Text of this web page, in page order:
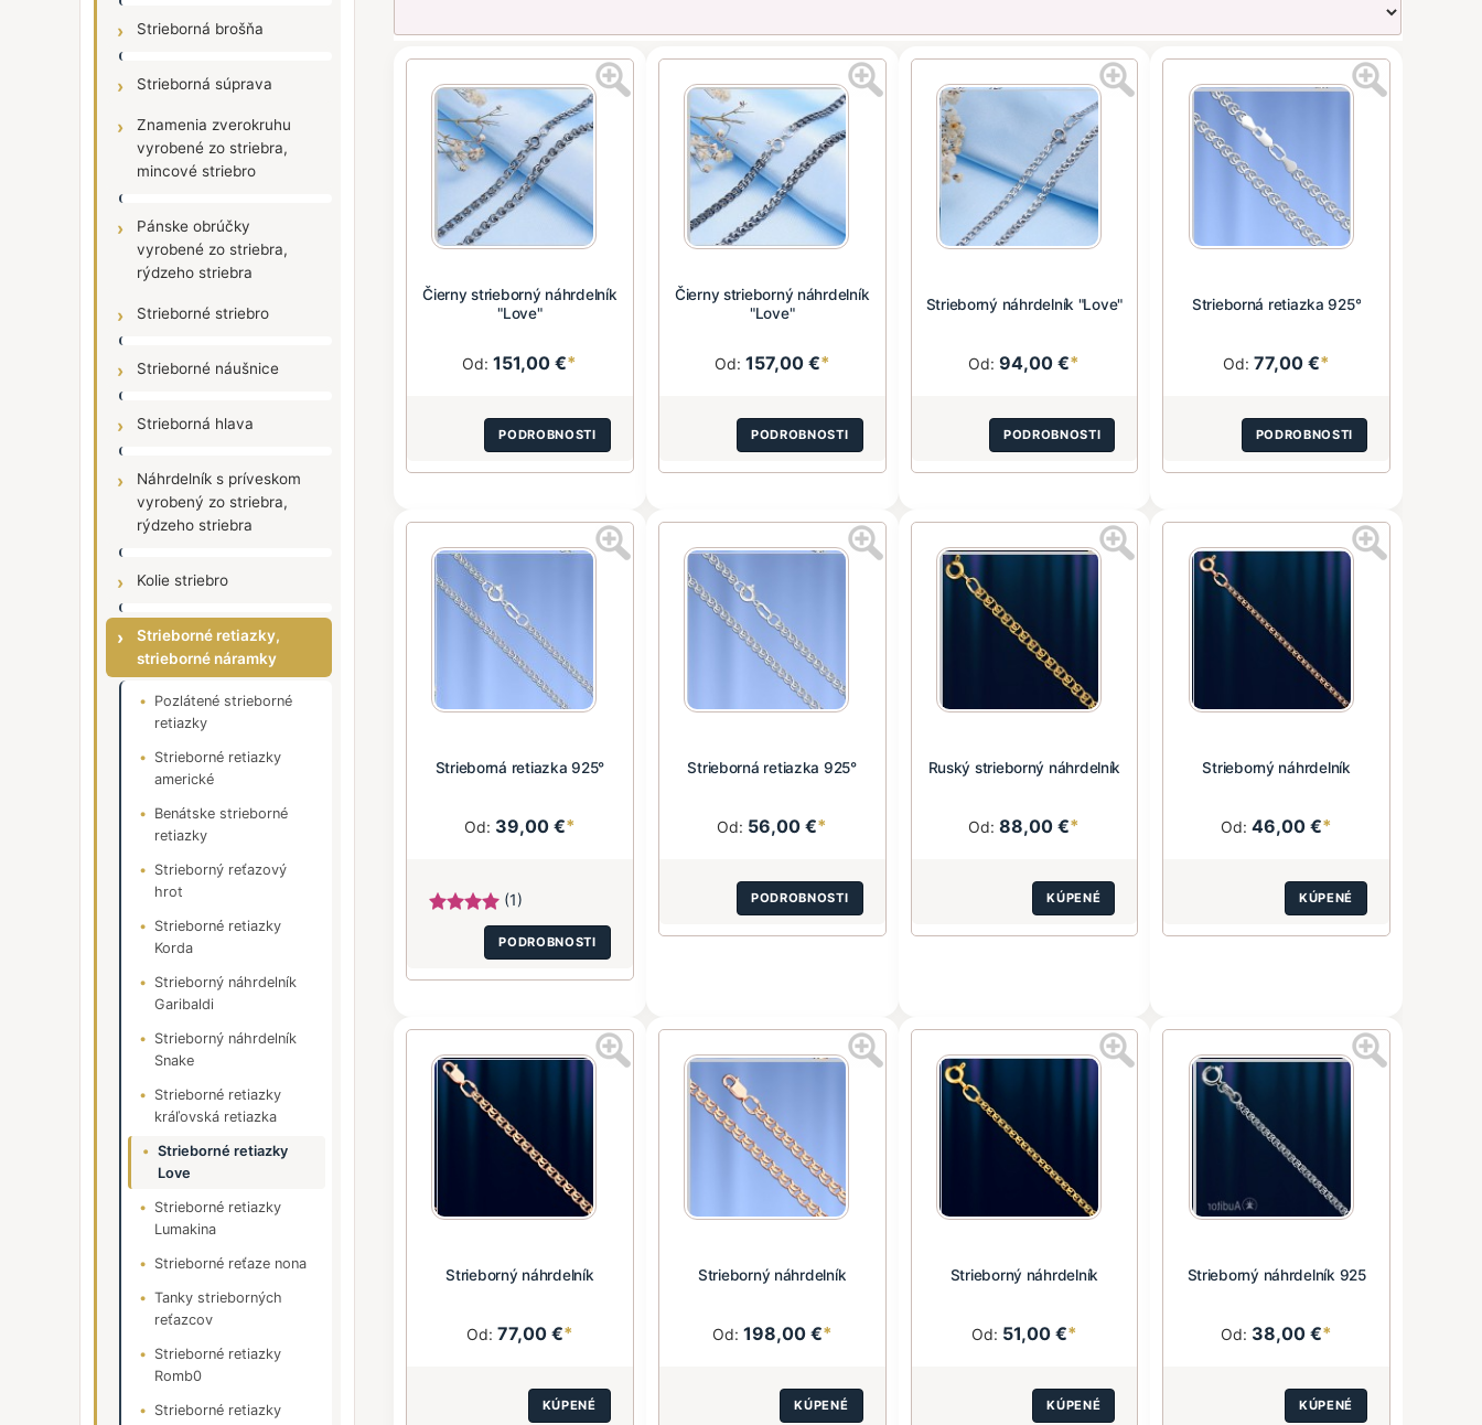
Strieborná brošňa
Strieborná súprava
Znamenia zverokruhu
vyrobené zo striebra,
mincové striebro
Pánske obrúčky
vyrobené zo striebra,
rýdzeho striebra
Strieborné striebro
Strieborné náušnice
Strieborná hlava
Náhrdelník s príveskom
vyrobený zo striebra,
rýdzeho striebra
Kolie striebro
Strieborné retiazky,
strieborné náramky
Pozlátené strieborné
retiazky
Strieborné retiazky
americké
Benátske strieborné
retiazky
Strieborný reťazový
hrot
Strieborné retiazky
Korda
Strieborný náhrdelník
Garibaldi
Strieborný náhrdelník
Snake
Strieborné retiazky
kráľovská retiazka
Strieborné retiazky
Love
Strieborné retiazky
Lumakina
Strieborné reťaze nona
Tanky strieborných
reťazcov
Strieborné retiazky
Romb0
Strieborné retiazky
Čierny strieborný náhrdelník
"Love"
Od:151,00 €*
PODROBNOSTI
Čierny strieborný náhrdelník
"Love"
Od: 157,00 €*
PODROBNOSTI
Strieborný náhrdelník "Love"
Od:94,00 €*
PODROBNOSTI
Strieborná retiazka 925°
Od:77,00 €*
PODROBNOSTI
Strieborná retiazka 925°
Od: 39,00 €*
(1)
PODROBNOSTI
Strieborná retiazka 925°
Od: 56,00 €*
PODROBNOSTI
Ruský strieborný náhrdelník
Od:88,00 €*
KÚPENÉ
Strieborný náhrdelník
Od:46,00 €*
KÚPENÉ
Strieborný náhrdelník
Od: 77,00 €*
KÚPENÉ
Strieborný náhrdelník
Od: 198,00 €*
KÚPENÉ
Strieborný náhrdelník
Od: 51,00 €*
KÚPENÉ
Strieborný náhrdelník 925
Od: 38,00 €*
KÚPENÉ